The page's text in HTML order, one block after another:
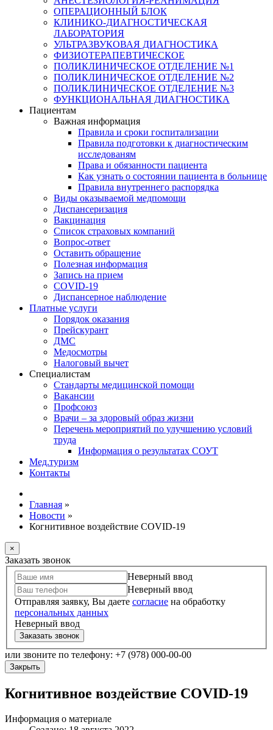
ОПЕРАЦИОННЫЙ БЛОК
КЛИНИКО-ДИАГНОСТИЧЕСКАЯ
ЛАБОРАТОРИЯ
УЛЬТРАЗВУКОВАЯ ДИАГНОСТИКА
ФИЗИОТЕРАПЕВТИЧЕСКОЕ
ПОЛИКЛИНИЧЕСКОЕ ОТДЕЛЕНИЕ №1
ПОЛИКЛИНИЧЕСКОЕ ОТДЕЛЕНИЕ №2
ПОЛИКЛИНИЧЕСКОЕ ОТДЕЛЕНИЕ №3
ФУНКЦИОНАЛЬНАЯ ДИАГНОСТИКА
Пациентам
Важная информация
Правила и сроки госпитализации
Правила подготовки к диагностическим
исследованям
Права и обязанности пациента
Как узнать о состоянии пациента в больнице
Правила внутреннего распорядка
Виды оказываемой медпомощи
Диспансеризация
Вакцинация
Список страховых компаний
Вопрос-ответ
Оставить обращение
Полезная информация
Запись на прием
COVID-19
Диспансерное наблюдение
Платные услуги
Порядок оказания
Прейскурант
ДМС
Медосмотры
Налоговый вычет
Специалистам
Стандарты медицинской помощи
Вакансии
Профсоюз
Врачи – за здоровый образ жизни
Перечень мероприятий по улучшению условий
труда
Информация о результатах СОУТ
Мед.туризм
Контакты
Главная »
Новости »
Когнитивное воздействие COVID-19
×
Заказать звонок
Неверный ввод
Неверный ввод
Отправляя заявку, Вы даете согласие на обработку
персональных данных
Неверный ввод
Заказать звонок
или звоните по телефону: +7 (978) 000-00-00
Закрыть
Когнитивное воздействие COVID-19
Информация о материале